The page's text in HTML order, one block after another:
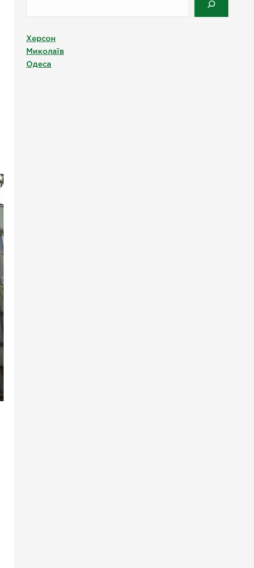
Херсон
Миколаїв
Одеса